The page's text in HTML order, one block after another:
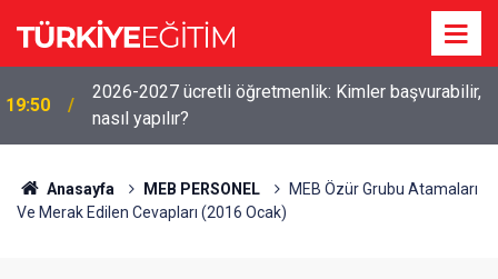
19:50
2026-2027 ücretli öğretmenlik: Kimler başvurabilir,
nasıl yapılır?
Anasayfa MEB PERSONEL
MEB Özür Grubu Atamaları
Ve Merak Edilen Cevapları (2016 Ocak)